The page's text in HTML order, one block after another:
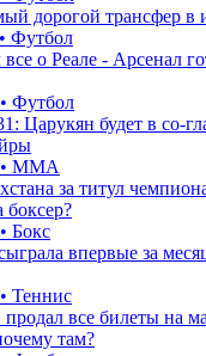
дорогой трансфер в
Футбол
о Реале - Арсенал
Футбол
Царукян будет в со-
• ММА
за титул
боксер?
Бокс
впервые за
Теннис
продал все билеты на
там?